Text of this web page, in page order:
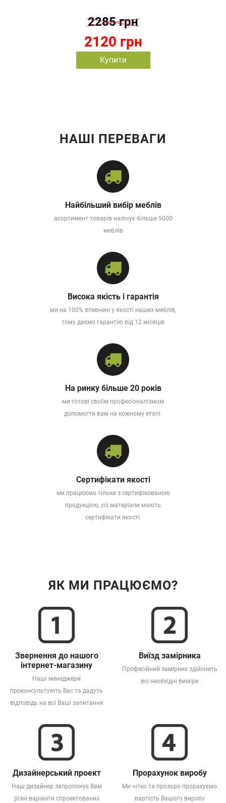
2120 грн
2285 грн
Купити
НАШІ ПЕРЕВАГИ
Найбільший вибір меблів
асортимент товарів налічує більше 5000
меблів
Висока якість і гарантія
ми на 100% впевнені у якості наших меблів,
тому даємо гарантію від 12 місяців
На ринку більше 20 років
ми готові своїім професіоналізмом
допомогти вам на кожному етапі
Сертифікати якості
ми працюємо тільки з сертифікованою
продукцією, усі матеріали мають
сертифікати якості
ЯК МИ ПРАЦЮЄМО?
Звернення до нашого
інтернет-магазину
Наші менеджери
проконсультують Вас та дадуть
відповідь на всі Ваші запитання
Виїзд замірника
Професійний замірник здійснить
всі необхідні виміри
Дизайнерський проект
Наш дизайнер запропонує Вам
різні варіанти спроектованих
Прорахунок виробу
Ми чітко та прозоро прорахуємо
вартість Вашого виробу